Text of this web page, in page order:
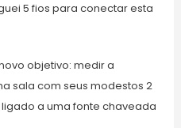
5 fios para conectar esta
objetivo: medir a
sala com seus modestos 2
a uma fonte chaveada